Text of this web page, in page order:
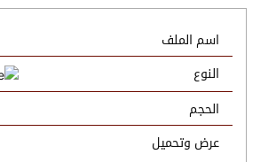
اسم الملف
النوع
الحجم
عرض وتحميل